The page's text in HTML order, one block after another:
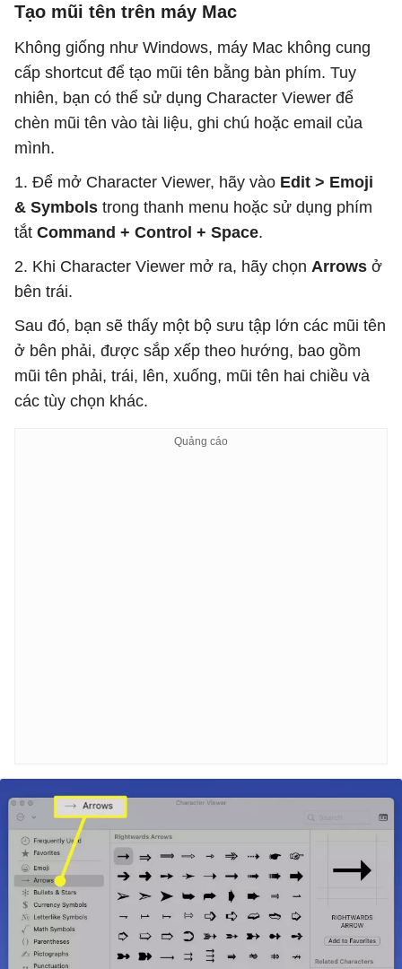
Tạo mũi tên trên máy Mac
Không giống như Windows, máy Mac không cung
cấp shortcut để tạo mũi tên bằng bàn phím. Tuy
nhiên, bạn có thể sử dụng Character Viewer để
chèn mũi tên vào tài liệu, ghi chú hoặc email của
mình.
1. Để mở Character Viewer, hãy vào Edit > Emoji
& Symbols trong thanh menu hoặc sử dụng phím
tắt Command + Control + Space.
2. Khi Character Viewer mở ra, hãy chọn Arrows ở
bên trái.
Sau đó, bạn sẽ thấy một bộ sưu tập lớn các mũi tên
ở bên phải, được sắp xếp theo hướng, bao gồm
mũi tên phải, trái, lên, xuống, mũi tên hai chiều và
các tùy chọn khác.